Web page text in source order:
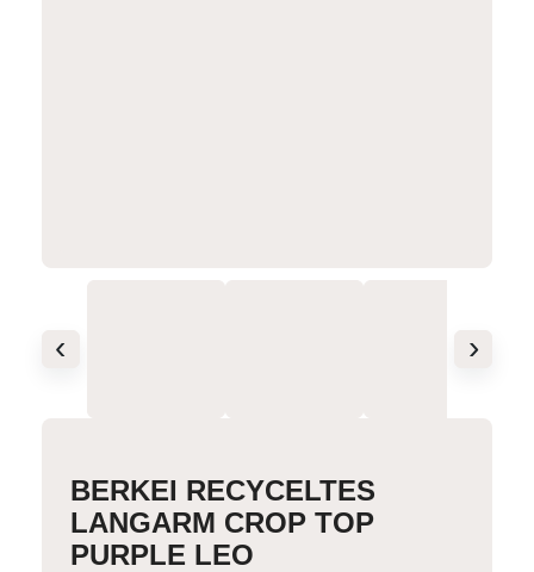
‹ ›
BERKEI RECYCELTES
LANGARM CROP TOP
PURPLE LEO